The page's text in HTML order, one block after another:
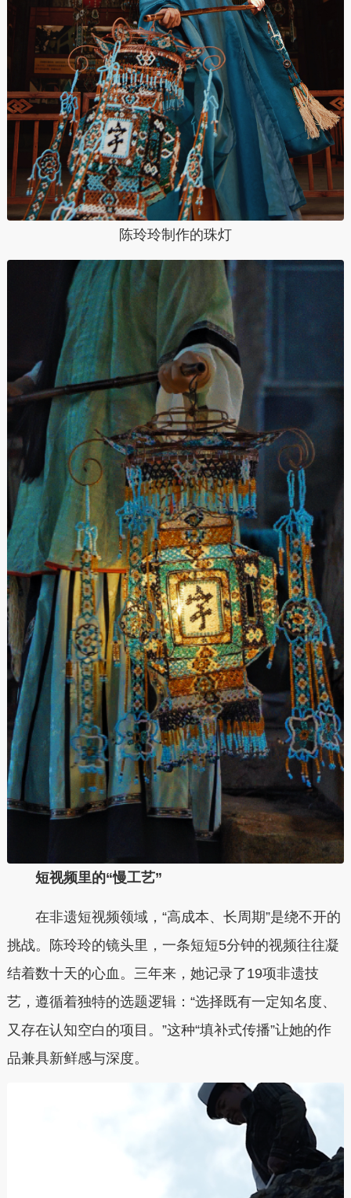
陈玲玲制作的珠灯
短视频里的“慢工艺”
在非遗短视频领域，“高成本、长周期”是绕不开的
挑战。陈玲玲的镜头里，一条短短5分钟的视频往往凝
结着数十天的心血。三年来，她记录了19项非遗技
艺，遵循着独特的选题逻辑：“选择既有一定知名度、
又存在认知空白的项目。”这种“填补式传播”让她的作
品兼具新鲜感与深度。